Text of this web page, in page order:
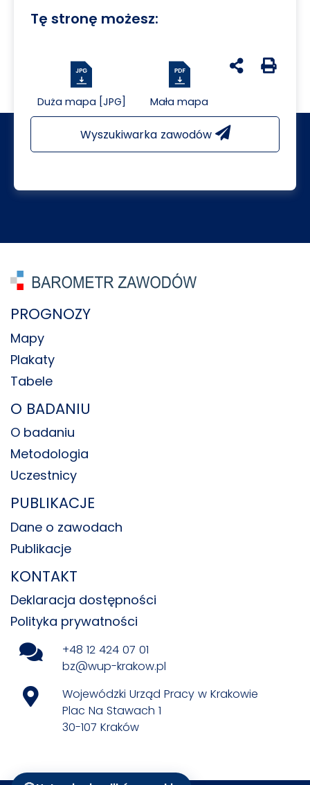
Tę stronę możesz:
Duża mapa [JPG] Mała mapa
udostępnij na
Generuj
Wyszukiwarka zawodów
PROGNOZY
Mapy
Plakaty
Tabele
O BADANIU
O badaniu
Metodologia
Uczestnicy
PUBLIKACJE
Dane o zawodach
Publikacje
KONTAKT
Deklaracja dostępności
Polityka prywatności
+48 12 424 07 01
bz@wup-krakow.pl
Wojewódzki Urząd Pracy w Krakowie
Plac Na Stawach 1
30-107 Kraków